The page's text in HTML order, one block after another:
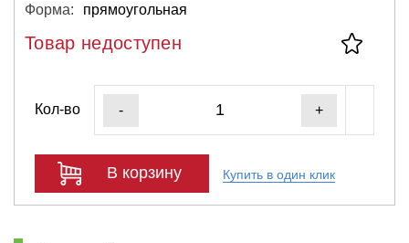
Форма:
прямоугольная
Товар недоступен
Кол-во - +
В корзину Купить в один клик